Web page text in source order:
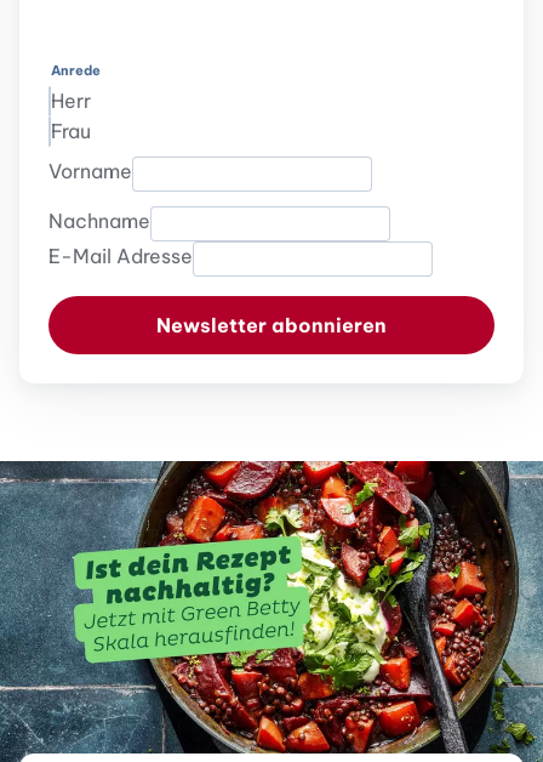
Anrede
Herr
Frau
Vorname
Nachname
E-Mail Adresse
Newsletter abonnieren